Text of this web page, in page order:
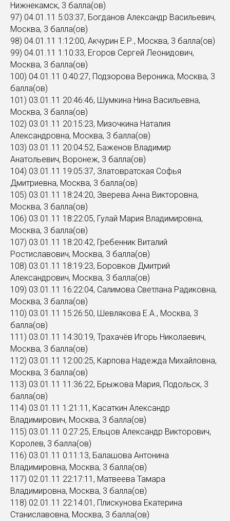
Нижнекамск, 3 балла(ов)
97) 04.01.11 5:03:37, Богданов Александр Васильевич,
Москва, 3 балла(ов)
98) 04.01.11 1:12:00, Акчурин Е.Р., Москва, 3 балла(ов)
99) 04.01.11 1:10:33, Егоров Сергей Леонидович,
Москва, 3 балла(ов)
100) 04.01.11 0:40:27, Подзорова Вероника, Москва, 3
балла(ов)
101) 03.01.11 20:46:46, Шумкина Нина Васильевна,
Москва, 3 балла(ов)
102) 03.01.11 20:15:23, Мизочкина Наталия
Александровна, Москва, 3 балла(ов)
103) 03.01.11 20:04:52, Баженов Владимир
Анатольевич, Воронеж, 3 балла(ов)
104) 03.01.11 19:05:37, Златовратская Софья
Дмитриевна, Москва, 3 балла(ов)
105) 03.01.11 18:24:20, Зверева Анна Викторовна,
Москва, 3 балла(ов)
106) 03.01.11 18:22:05, Гулай Мария Владимировна,
Москва, 3 балла(ов)
107) 03.01.11 18:20:42, Гребенник Виталий
Ростиславович, Москва, 3 балла(ов)
108) 03.01.11 18:19:23, Боровков Дмитрий
Александрович, Москва, 3 балла(ов)
109) 03.01.11 16:22:04, Салимова Светлана Радиковна,
Москва, 3 балла(ов)
110) 03.01.11 15:26:50, Шевлякова Е.А., Москва, 3
балла(ов)
111) 03.01.11 14:30:19, Трахачёв Игорь Николаевич,
Москва, 3 балла(ов)
112) 03.01.11 12:00:25, Карпова Надежда Михайловна,
Москва, 3 балла(ов)
113) 03.01.11 11:36:22, Брыжова Мария, Подольск, 3
балла(ов)
114) 03.01.11 1:21:11, Касаткин Александр
Владимирович, Москва, 3 балла(ов)
115) 03.01.11 0:27:25, Ельцов Александр Викторович,
Королев, 3 балла(ов)
116) 03.01.11 0:11:13, Балашова Антонина
Владимировна, Москва, 3 балла(ов)
117) 02.01.11 22:17:11, Матвеева Тамара
Владимировна, Москва, 3 балла(ов)
118) 02.01.11 22:14:01, Плискунова Екатерина
Станиславовна, Москва, 3 балла(ов)